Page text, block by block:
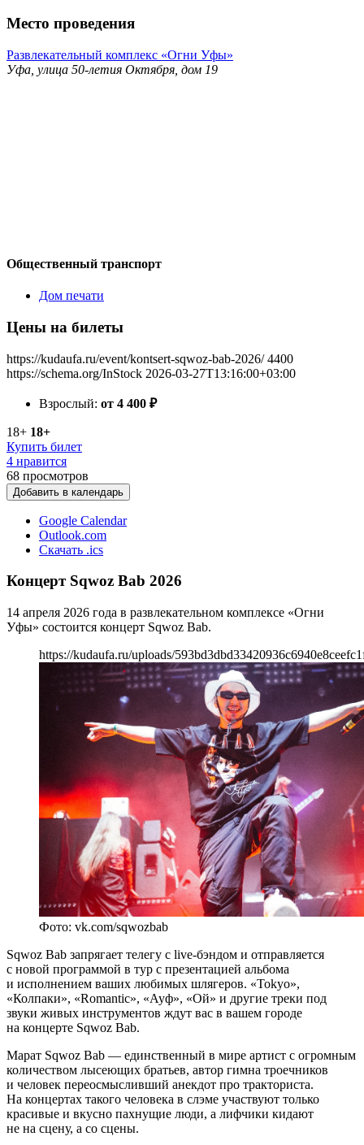
Место проведения
Развлекательный комплекс «Огни Уфы»
Уфа, улица 50-летия Октября, дом 19
Общественный транспорт
Дом печати
Цены на билеты
https://kudaufa.ru/event/kontsert-sqwoz-bab-2026/ 4400
https://schema.org/InStock 2026-03-27T13:16:00+03:00
Взрослый: от 4 400 ₽
18+ 18+
Купить билет
4 нравится
68 просмотров
Добавить в календарь
Google Calendar
Outlook.com
Скачать .ics
Концерт Sqwoz Bab 2026
14 апреля 2026 года в развлекательном комплексе «Огни
Уфы» состоится концерт Sqwoz Bab.
https://kudaufa.ru/uploads/
Фото: vk.com/sqwozbab
Sqwoz Bab запрягает телегу с live-бэндом и отправляется
с новой программой в тур с презентацией альбома
и исполнением ваших любимых шлягеров. «Tokyo»,
«Колпаки», «Romantic», «Ауф», «Ой» и другие треки под
звуки живых инструментов ждут вас в вашем городе
на концерте Sqwoz Bab.
Марат Sqwoz Bab — единственный в мире артист с огромным
количеством лысеющих братьев, автор гимна троечников
и человек переосмысливший анекдот про тракториста.
На концертах такого человека в слэме участвуют только
красивые и вкусно пахнущие люди, а лифчики кидают
не на сцену, а со сцены.